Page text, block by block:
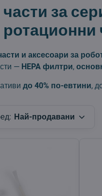
части за
и аксесоари за
— HEPA филтри,
до 40% по-евтини,
Най-продавани